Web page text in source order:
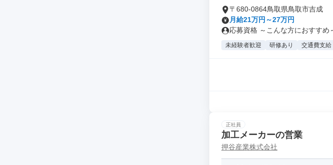
〒680-0864鳥取県鳥取市吉成
月給21万円～27万円
応募資格 ～こんな方におすすめ
未経験者歓迎 研修あり 交通費支給
正社員
加工メーカーの営業
押谷産業株式会社